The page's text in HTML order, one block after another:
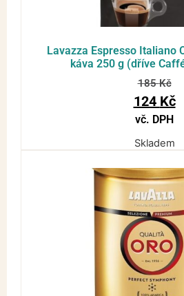
Lavazza Espresso Italiano
káva 250 g (dříve
185Kč
124 Kč
vč. DPH
Skladem